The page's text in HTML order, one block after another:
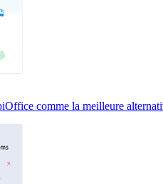
comme la meilleure